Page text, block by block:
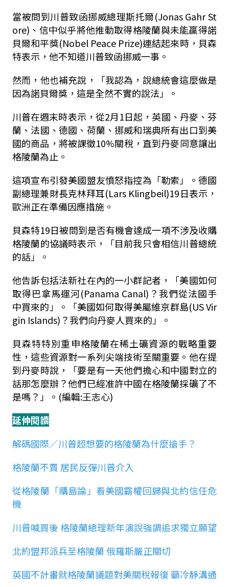
當被問到川普致函挪威總理斯托爾(Jonas Gahr St
ore)、信中似乎將他推動取得格陵蘭與未能贏得諾
貝爾和平獎(Nobel Peace Prize)連結起來時，貝森
特表示，他不知道川普致函挪威一事。
然而，他也補充說，「我認為，說總統會這麼做是
因為諾貝爾獎，這是全然不實的說法」。
川普在週末時表示，從2月1日起，英國、丹麥、芬
蘭、法國、德國、荷蘭、挪威和瑞典所有出口到美
國的商品，將被課徵10%關稅，直到丹麥同意讓出
格陵蘭為止。
這項宣布引發美國盟友憤怒指控為「勒索」。德國
副總理兼財長克林拜耳(Lars Klingbeil)19日表示，
歐洲正在準備因應措施。
貝森特19日被問到是否有機會達成一項不涉及收購
格陵蘭的協議時表示，「目前我只會相信川普總統
的話」。
他告訴包括法新社在內的一小群記者，「美國如何
取得巴拿馬運河(Panama Canal)？我們從法國手
中買來的」。「美國如何取得美屬維京群島(US Vir
gin Islands)？我們向丹麥人買來的」。
貝森特特別重申格陵蘭在稀土礦資源的戰略重要
性，這些資源對一系列尖端技術至關重要。他在提
到丹麥時說，「要是有一天他們擔心和中國對立的
話那怎麼辦？他們已經准許中國在格陵蘭採礦了不
是嗎？」。(編輯:王志心)
延伸閱讀
解碼國際／川普超想要的格陵蘭為什麼搶手？
格陵蘭不賣 居民反彈川普介入
從格陵蘭「購島論」看美國霸權回歸與北約信任危
機
川普喊買後 格陵蘭總理新年演說強調追求獨立願望
北約盟邦派兵至格陵蘭 俄羅斯嚴正關切
英國不計畫就格陵蘭議題對美關稅報復 籲冷靜溝通